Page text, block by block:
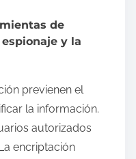
de
y la
previenen el
la información.
autorizados
encriptación